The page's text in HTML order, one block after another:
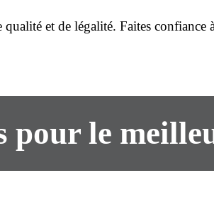
et de légalité. Faites confiance
pour le